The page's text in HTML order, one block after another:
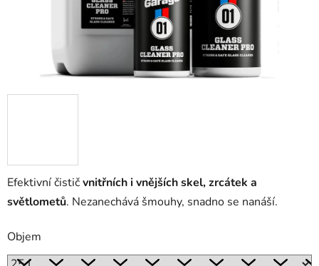
Efektivní čističvnitřních i vnějších skel, zrcátek a
světlometů. Nezanechává šmouhy, snadno se nanáší.
Objem